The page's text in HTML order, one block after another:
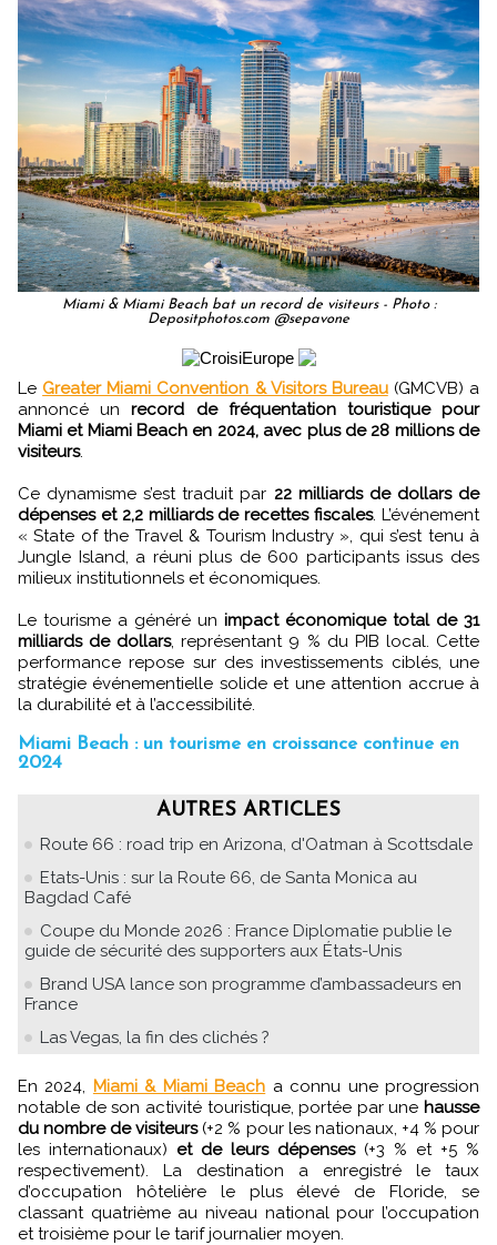
Miami & Miami Beach bat un record de visiteurs - Photo :
Depositphotos.com @sepavone
Le Greater Miami Convention & Visitors Bureau(GMCVB) a
annoncé unrecord de fréquentation touristique pour
Miami et Miami Beach en 2024, avec plus de 28 millions de
visiteurs.
Ce dynamisme s’est traduit par 22 milliards de dollars de
dépenses et 2,2 milliards de recettes fiscales. L’événement
« State of the Travel & Tourism Industry », qui s’est tenu à
Jungle Island, a réuni plus de 600 participants issus des
milieux institutionnels et économiques.
Le tourisme a généré un impact économique total de 31
milliards de dollars, représentant 9 % du PIB local. Cette
performance repose sur des investissements ciblés, une
stratégie événementielle solide et une attention accrue à
la durabilité et à l’accessibilité.
Miami Beach : un tourisme en croissance continue en
2024
AUTRES ARTICLES
Route 66 : road trip en Arizona, d'Oatman à Scottsdale
Etats-Unis : sur la Route 66, de Santa Monica au
Bagdad Café
Coupe du Monde 2026 : France Diplomatie publie le
guide de sécurité des supporters aux États-Unis
Brand USA lance son programme d’ambassadeurs en
France
Las Vegas, la fin des clichés ?
En 2024, Miami & Miami Beach a connu une progression
notable de son activité touristique, portée par une hausse
du nombre de visiteurs(+2 % pour les nationaux, +4 % pour
les internationaux) et de leurs dépenses(+3 % et +5 %
respectivement). La destination a enregistré le taux
d’occupation hôtelière le plus élevé de Floride, se
classant quatrième au niveau national pour l’occupation
et troisième pour le tarif journalier moyen.